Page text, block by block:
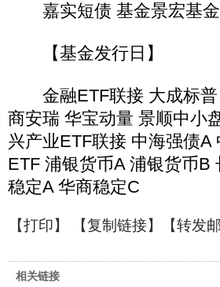
嘉实短债 基金景宏基金
【基金发行日】
金融ETF联接 大成标普
商安瑞 华宝动量 景顺中小
兴产业ETF联接 中海强债
ETF 浦银货币A 浦银货币B
稳定A 华商稳定C
【打印】 【复制链接】【转发
相关链接